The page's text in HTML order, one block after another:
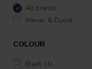
All brands
Wever & Ducré
COLOUR
Black (1)